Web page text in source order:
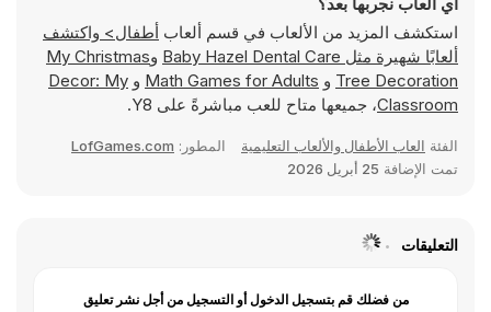
استكشف المزيد من الألعاب في قسم ألعاب
أطفال> واكتشف
ألعابًا شهيرة مثل Baby Hazel Dental Care وMy Christmas
Tree Decoration و Math Games for Adults و Decor: My
Classroom، جميعها متاح للعب مباشرةً على Y8.
الفئة العاب الأطفال والألعاب التعليمية المطور: LofGames.com
تمت الإضافة 25 أبريل 2026
التعليقات
من فضلك قم بتسجيل الدخول أو التسجيل من أجل نشر تعليق